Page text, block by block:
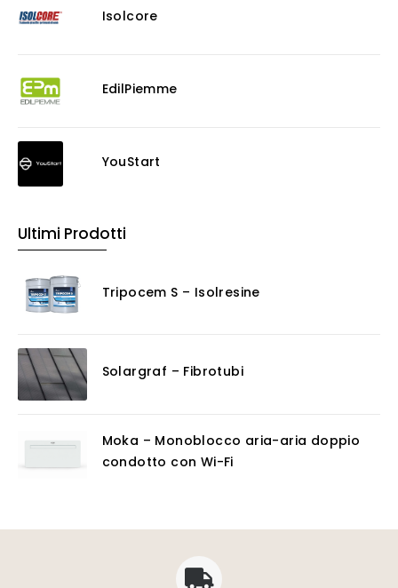
Isolcore
EdilPiemme
YouStart
Ultimi Prodotti
Tripocem S – Isolresine
Solargraf – Fibrotubi
Moka – Monoblocco aria-aria doppio
condotto con Wi-Fi